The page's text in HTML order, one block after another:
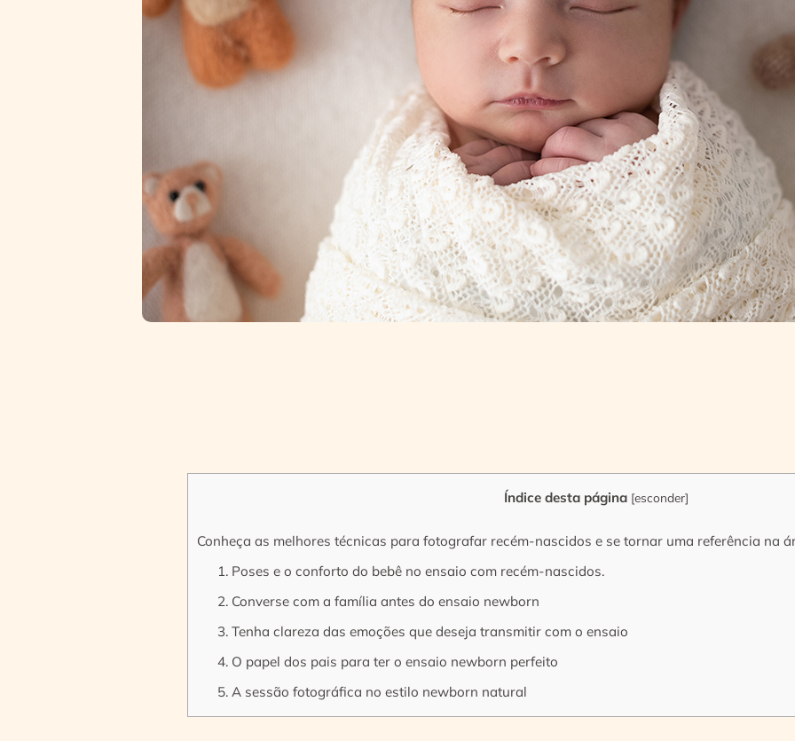
Índice desta página [esconder]
Conheça as melhores técnicas para fotografar recém-nascidos e se tornar uma referência na
1. Poses e o conforto do bebê no ensaio com recém-nascidos.
2. Converse com a família antes do ensaio newborn
3. Tenha clareza das emoções que deseja transmitir com o ensaio
4. O papel dos pais para ter o ensaio newborn perfeito
5. A sessão fotográfica no estilo newborn natural